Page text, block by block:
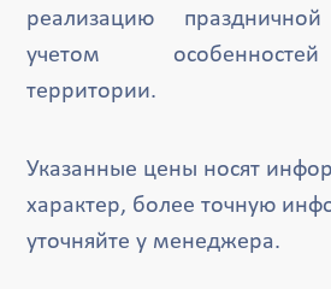
реализацию
учетом
территории.
Указанные цены носят
характер, более точную
уточняйте у менеджера.